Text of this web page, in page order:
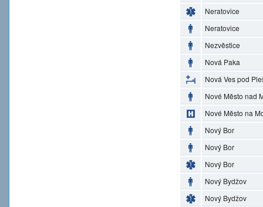
Neratovice
Neratovice
Nezvěstice
Nová Paka
Nová Ves pod
Nové Město nad
Nové Město na
Nový Bor
Nový Bor
Nový Bor
Nový Bydžov
Nový Bydžov